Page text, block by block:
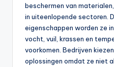
beschermen van
in uiteenlopende sectoren.
eigenschappen worden ze
vocht, vuil, krassen en
voorkomen. Bedrijven
oplossingen omdat ze niet